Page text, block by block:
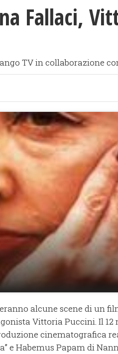
Fallaci,
TV in collaborazione
alcune scene di un
Vittoria Puccini. Il 12
cinematografica
e Habemus Papam di